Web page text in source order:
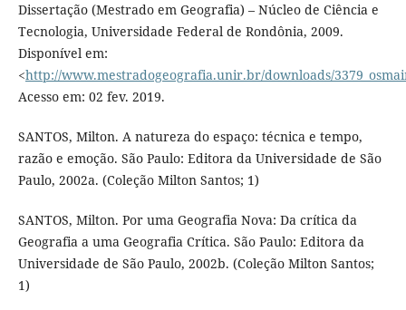
Dissertação (Mestrado em Geografia) – Núcleo de Ciência e
Tecnologia, Universidade Federal de Rondônia, 2009.
Disponível em:
<http://www.mestradogeografia.unir.br/downloads/
Acesso em: 02 fev. 2019.
SANTOS, Milton. A natureza do espaço: técnica e tempo,
razão e emoção. São Paulo: Editora da Universidade de São
Paulo, 2002a. (Coleção Milton Santos; 1)
SANTOS, Milton. Por uma Geografia Nova: Da crítica da
Geografia a uma Geografia Crítica. São Paulo: Editora da
Universidade de São Paulo, 2002b. (Coleção Milton Santos;
1)